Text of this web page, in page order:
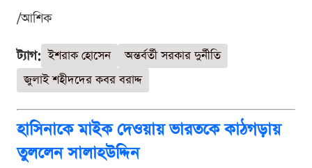
/আশিক
ট্যাগ: ইশরাক হোসেন
অন্তর্বর্তী সরকার দুর্নীতি
জুলাই শহীদদের কবর বরাদ্দ
হাসিনাকে মাইক দেওয়ায় ভারতকে কাঠগড়ায়
তুললেন সালাহউদ্দিন